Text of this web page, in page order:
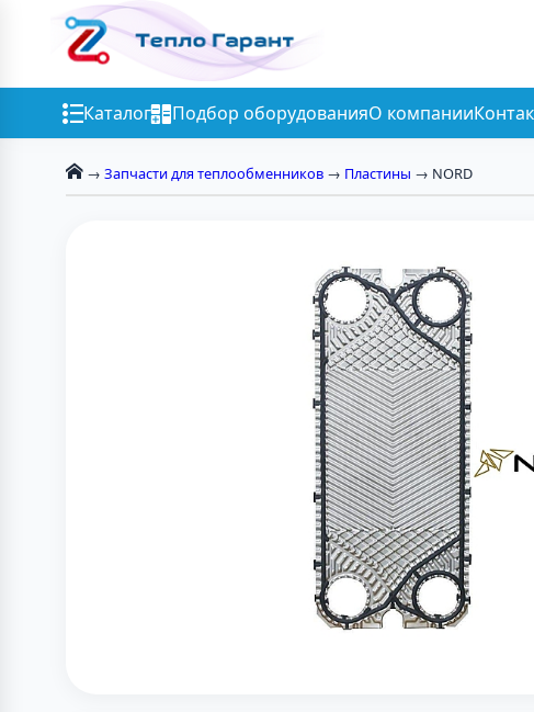
Каталог Подбор оборудованияО компании
→ Запчасти для теплообменников → Пластины → NORD